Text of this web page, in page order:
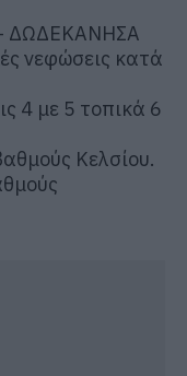
ΔΩΔΕΚΑΝΗΣΑ
νεφώσεις κατά
4 με 5 τοπικά 6
Κελσίου.